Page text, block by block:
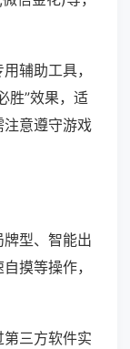
辅助工具，
胜”效果，适
意遵守游戏
型、智能出
摸等操作，
三方软件实